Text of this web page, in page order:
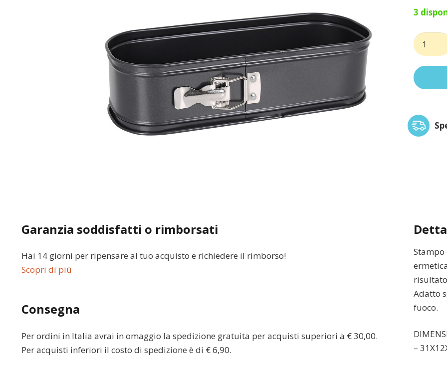
3
Stampo
torta
quantità
Garanzia soddisfatti o rimborsati
Hai 14 giorni per ripensare al tuo acquisto e richiedere il rimborso!
Scopri di più
Consegna
Per ordini in Italia avrai in omaggio la spedizione gratuita per acquisti superiori a € 30,00.
Per acquisti inferiori il costo di spedizione è di € 6,90.
Adatto
fuoco.
–